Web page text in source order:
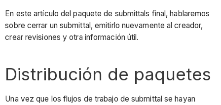
vuelva
a
enviar
del
mismo
paquete
En este artículo del paquete de submittals final, hablaremos
sobre cerrar un submittal, emitirlo nuevamente al creador,
crear revisiones y otra información útil.
Distribución de paquetes
Una vez que los flujos de trabajo de submittal se hayan